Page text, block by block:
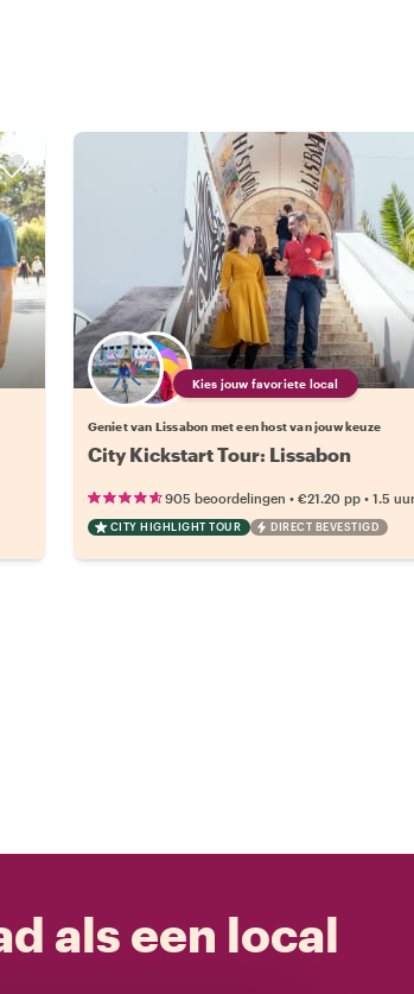
Kies jouw favoriete local
Geniet van Lissabon met een host van jouw keuze
City Kickstart Tour: Lissabon
905 beoordelingen • €21.20 pp• 1.5 uur
CITY HIGHLIGHT TOUR DIRECT BEVESTIGD
als een local